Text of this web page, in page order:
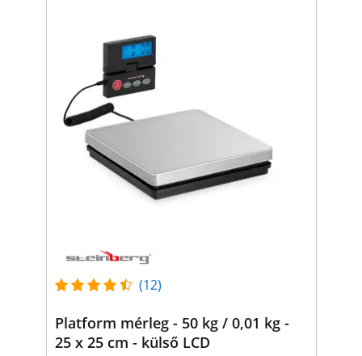
(12)
Platform mérleg - 50 kg / 0,01 kg -
25 x 25 cm - külső LCD